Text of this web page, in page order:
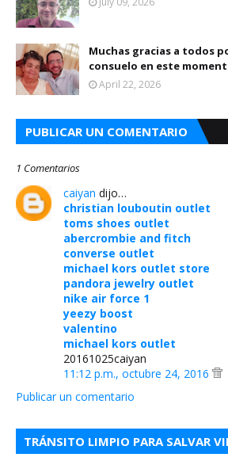
Muchas gracias a todos
consuelo en este
April 22, 2026
PUBLICAR UN COMENTARIO
1 Comentarios
caiyan dijo…
christian louboutin outlet
toms shoes outlet
abercrombie and fitch
converse outlet
michael kors outlet store
pandora jewelry outlet
nike air force 1
yeezy boost
valentino
michael kors outlet
20161025caiyan
11:12 p.m., octubre 24, 2016
Publicar un comentario
TRÁNSITO LIMPIO PARA SALVAR